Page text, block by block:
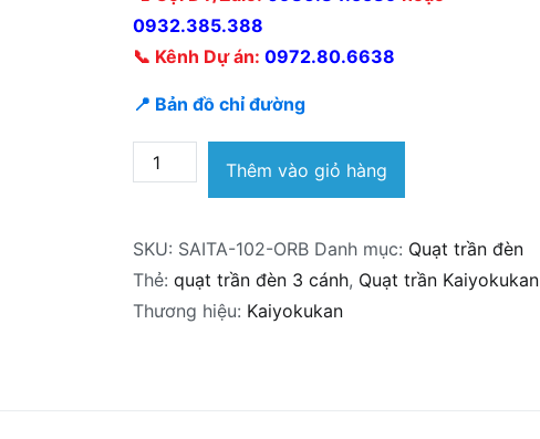
0932.385.388
📞 Kênh Dự án: 0972.80.6638
📍 Bản đồ chỉ đường
Quạt
trần
Kaiyokukan
Nhật
Bản
Thêm vào giỏ hàng
SKU: SAITA-102-ORB Danh mục: Quạt trần đèn
Thẻ: quạt trần đèn 3 cánh, Quạt trần Kaiyokukan
Thương hiệu: Kaiyokukan